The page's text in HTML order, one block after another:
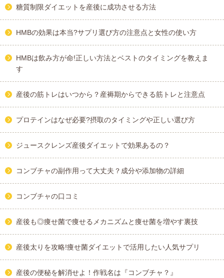
糖質制限ダイエットを産後に成功させる方法
HMBの効果は本当?サプリ選び方の注意点と女性の使い方
HMBは飲み方が命!正しい方法とベストのタイミングを教えま
す
産後の筋トレはいつから？産褥期からできる筋トレと注意点
プロテインはなぜ必要?摂取のタイミングや正しい選び方
ジュースクレンズ産後ダイエットで効果あるの？
コンブチャの副作用って大丈夫？成分や添加物の詳細
コンブチャの口コミ
産後も◎痩せ菌で痩せるメカニズムと痩せ菌を増やす裏技
産後太りを攻略!痩せ菌ダイエットで活用したい人気サプリ
産後の便秘を解消せよ！作戦名は『コンブチャ？』